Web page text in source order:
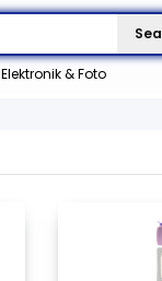
Elektronik & Foto